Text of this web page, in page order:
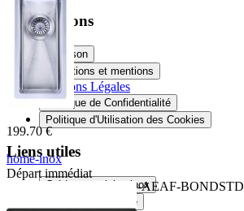
199.70 €
home-inox
HI-16x40R10-VIDMAN-AEAF-BONDSTD
Départ immédiat
Informations
Livraison
Conditions et mentions
Mentions Légales
Politique de Confidentialité
Politique d'Utilisation des Cookies
Liens utiles
Crédence cuisine inox
Douche sur mesure